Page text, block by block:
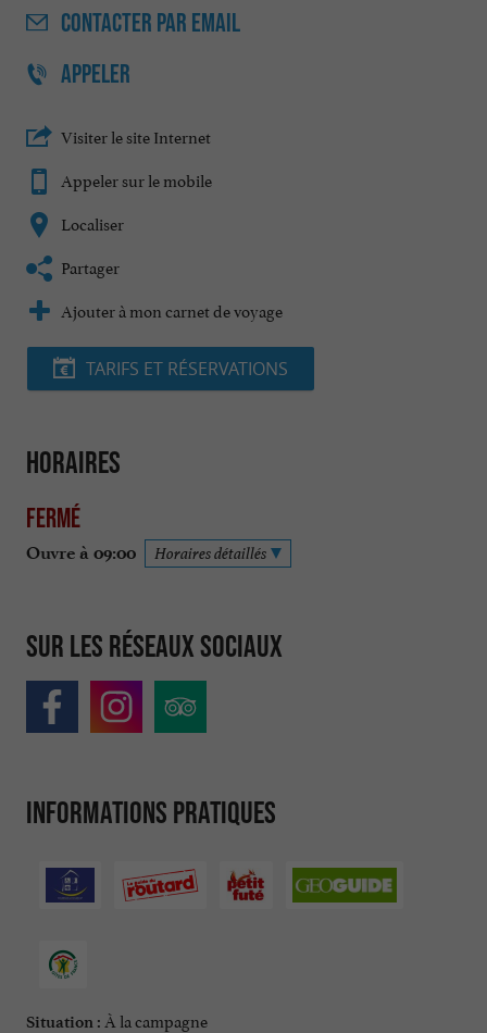
CONTACTER PAR EMAIL
APPELER
Visiter le site Internet
Appeler sur le mobile
Localiser
Partager
Ajouter à mon carnet de voyage
TARIFS ET RÉSERVATIONS
Horaires
Fermé
Ouvre à 09:00 Horaires détaillés
Sur les réseaux sociaux
Informations pratiques
Situation : À la campagne